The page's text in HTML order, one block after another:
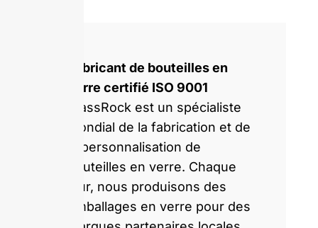
Fabricant de bouteilles en
verre certifié ISO 9001
GlassRock est un spécialiste
mondial de la fabrication et de
la personnalisation de
bouteilles en verre. Chaque
jour, nous produisons des
emballages en verre pour des